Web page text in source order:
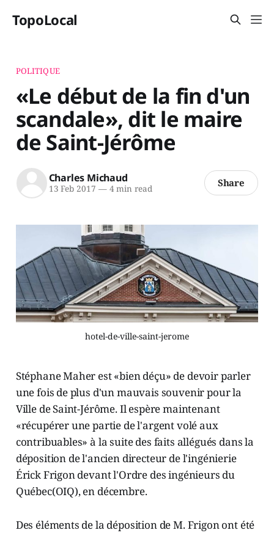
TopoLocal
POLITIQUE
«Le début de la fin d'un
scandale», dit le maire
de Saint-Jérôme
Charles Michaud
13 Feb 2017 —4 min read Share
hotel-de-ville-saint-jerome
Stéphane Maher est «bien déçu» de devoir parler
une fois de plus d'un mauvais souvenir pour la
Ville de Saint-Jérôme. Il espère maintenant
«récupérer une partie de l'argent volé aux
contribuables» à la suite des faits allégués dans la
déposition de l'ancien directeur de l'ingénierie
Érick Frigon devant l'Ordre des ingénieurs du
Québec(OIQ), en décembre.
Des éléments de la déposition de M. Frigon ont été